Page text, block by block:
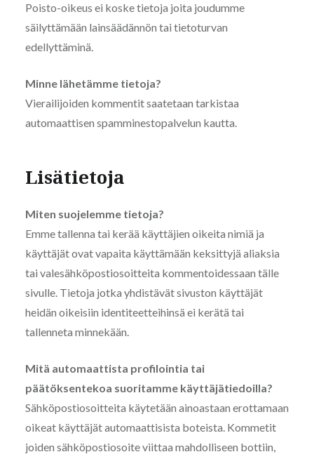
Poisto-oikeus ei koske tietoja joita joudumme
säilyttämään lainsäädännön tai tietoturvan
edellyttäminä.
Minne lähetämme tietoja?
Vierailijoiden kommentit saatetaan tarkistaa
automaattisen spamminestopalvelun kautta.
Lisätietoja
Miten suojelemme tietoja?
Emme tallenna tai kerää käyttäjien oikeita nimiä ja
käyttäjät ovat vapaita käyttämään keksittyjä aliaksia
tai valesähköpostiosoitteita kommentoidessaan tälle
sivulle. Tietoja jotka yhdistävät sivuston käyttäjät
heidän oikeisiin identiteetteihinsä ei kerätä tai
tallenneta minnekään.
Mitä automaattista profilointia tai
päätöksentekoa suoritamme käyttäjätiedoilla?
Sähköpostiosoitteita käytetään ainoastaan erottamaan
oikeat käyttäjät automaattisista boteista. Kommetit
joiden sähköpostiosoite viittaa mahdolliseen bottiin,